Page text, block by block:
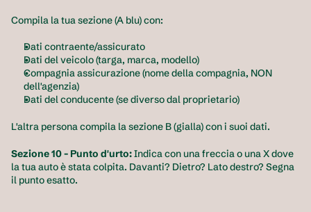
Compila la tua sezione (A blu) con:
Dati contraente/assicurato
Dati del veicolo (targa, marca, modello)
Compagnia assicurazione (nome della compagnia, NON
dell'agenzia)
Dati del conducente (se diverso dal proprietario)
L'altra persona compila la sezione B (gialla) con i suoi dati.
Sezione 10 - Punto d'urto: Indica con una freccia o una X dove
la tua auto è stata colpita. Davanti? Dietro? Lato destro? Segna
il punto esatto.